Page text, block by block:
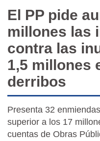
El PP pide
millones las
contra las
1,5 millones
derribos
Presenta 32
superior a los 17
cuentas de Obras